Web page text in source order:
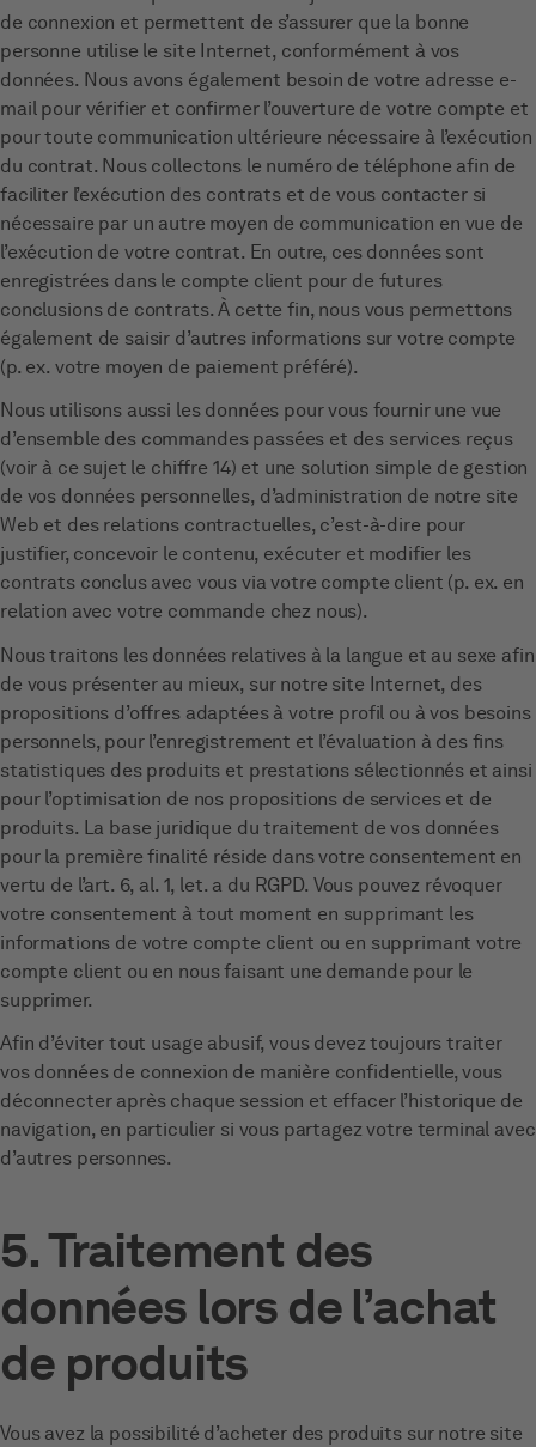
de connexion et permettent de s’assurer que la bonne
personne utilise le site Internet, conformément à vos
données. Nous avons également besoin de votre adresse e-
mail pour vérifier et confirmer l’ouverture de votre compte et
pour toute communication ultérieure nécessaire à l’exécution
du contrat. Nous collectons le numéro de téléphone afin de
faciliter l’exécution des contrats et de vous contacter si
nécessaire par un autre moyen de communication en vue de
l’exécution de votre contrat. En outre, ces données sont
enregistrées dans le compte client pour de futures
conclusions de contrats. À cette fin, nous vous permettons
également de saisir d’autres informations sur votre compte
(p. ex. votre moyen de paiement préféré).
Nous utilisons aussi les données pour vous fournir une vue
d’ensemble des commandes passées et des services reçus
(voir à ce sujet le chiffre 14) et une solution simple de gestion
de vos données personnelles, d’administration de notre site
Web et des relations contractuelles, c’est-à-dire pour
justifier, concevoir le contenu, exécuter et modifier les
contrats conclus avec vous via votre compte client (p. ex. en
relation avec votre commande chez nous).
Nous traitons les données relatives à la langue et au sexe afin
de vous présenter au mieux, sur notre site Internet, des
propositions d’offres adaptées à votre profil ou à vos besoins
personnels, pour l’enregistrement et l’évaluation à des fins
statistiques des produits et prestations sélectionnés et ainsi
pour l’optimisation de nos propositions de services et de
produits. La base juridique du traitement de vos données
pour la première finalité réside dans votre consentement en
vertu de l’art. 6, al. 1, let. a du RGPD. Vous pouvez révoquer
votre consentement à tout moment en supprimant les
informations de votre compte client ou en supprimant votre
compte client ou en nous faisant une demande pour le
supprimer.
Afin d’éviter tout usage abusif, vous devez toujours traiter
vos données de connexion de manière confidentielle, vous
déconnecter après chaque session et effacer l’historique de
navigation, en particulier si vous partagez votre terminal avec
d’autres personnes.
5. Traitement des
données lors de l’achat
de produits
Vous avez la possibilité d’acheter des produits sur notre site